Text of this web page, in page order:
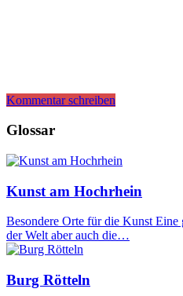
Kommentar schreiben
Glossar
Kunst am Hochrhein
Besondere Orte für die Kunst Eine
der Welt aber auch die…
Burg Rötteln